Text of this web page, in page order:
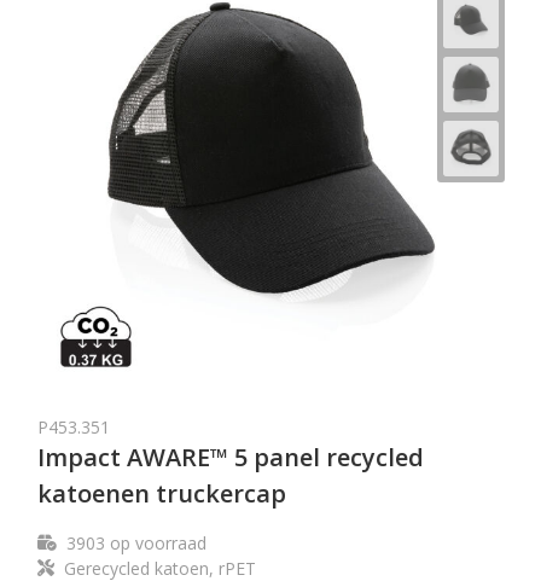
P453.351
Impact AWARE™ 5 panel recycled
katoenen truckercap
3903 op voorraad
Gerecycled katoen, rPET